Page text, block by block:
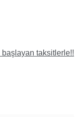
başlayan taksitlerle!!